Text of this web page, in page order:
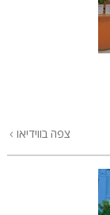
צפה בווידיאו